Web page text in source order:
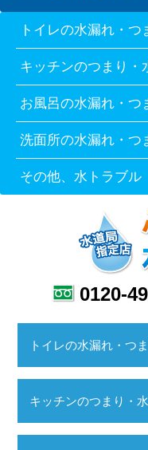
トイレの水漏れ・つ
キッチンのつまり・
お風呂の水漏れ・つ
洗面所の水漏れ・つ
その他、水トラブル
0120-
トイレの水漏れ・つ
キッチンのつまり・